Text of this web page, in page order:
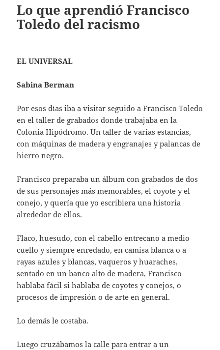
Lo que aprendió Francisco
Toledo del racismo
EL UNIVERSAL
Sabina Berman
Por esos días iba a visitar seguido a Francisco Toledo
en el taller de grabados donde trabajaba en la
Colonia Hipódromo. Un taller de varias estancias,
con máquinas de madera y engranajes y palancas de
hierro negro.
Francisco preparaba un álbum con grabados de dos
de sus personajes más memorables, el coyote y el
conejo, y quería que yo escribiera una historia
alrededor de ellos.
Flaco, huesudo, con el cabello entrecano a medio
cuello y siempre enredado, en camisa blanca o a
rayas azules y blancas, vaqueros y huaraches,
sentado en un banco alto de madera, Francisco
hablaba fácil si hablaba de coyotes y conejos, o
procesos de impresión o de arte en general.
Lo demás le costaba.
Luego cruzábamos la calle para entrar a un